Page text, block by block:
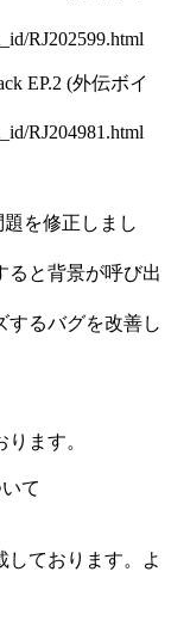
RJ202599.html
EP.2 (外伝ボイ
RJ204981.html
を修正しまし
ると背景が呼び出
するバグを改善し
ます。
て
しております。よ